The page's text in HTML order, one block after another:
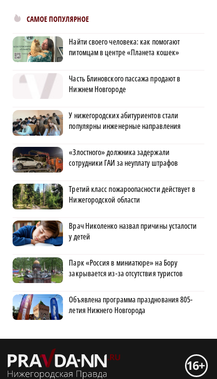
САМОЕ ПОПУЛЯРНОЕ
Найти своего человека: как помогают
питомцам в центре «Планета кошек»
Часть Блиновского пассажа продают в
Нижнем Новгороде
У нижегородских абитуриентов стали
популярны инженерные направления
«Злостного» должника задержали
сотрудники ГАИ за неуплату штрафов
Третий класс пожароопасности действует в
Нижегородской области
Врач Николенко назвал причины усталости
у детей
Парк «Россия в миниатюре» на Бору
закрывается из-за отсутствия туристов
Объявлена программа празднования 805-
летия Нижнего Новгорода